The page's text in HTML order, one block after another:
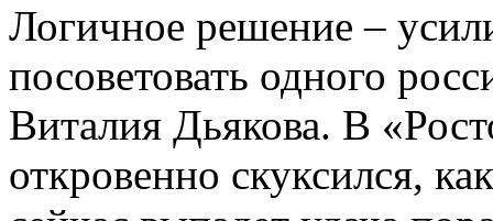
Логичное решение –
посоветовать одного
Виталия Дьякова. В
откровенно скуксился,